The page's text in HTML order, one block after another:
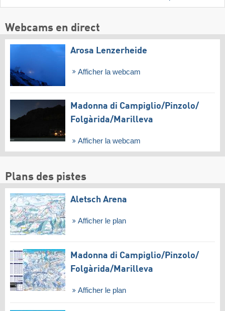
Webcams en direct
Arosa Lenzerheide
Afficher la webcam
Madonna di Campiglio/​Pinzolo/​
Folgàrida/​Marilleva
Afficher la webcam
Plans des pistes
Aletsch Arena
Afficher le plan
Madonna di Campiglio/​Pinzolo/​
Folgàrida/​Marilleva
Afficher le plan